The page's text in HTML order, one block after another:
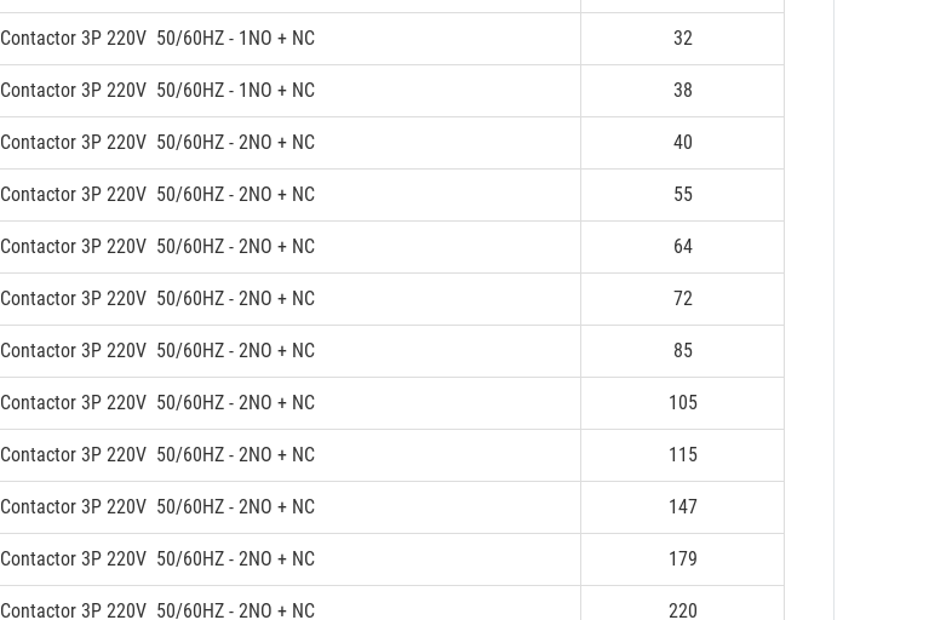
Contactor 3P 220V 50/60HZ - 1NO + NC 32
Contactor 3P 220V 50/60HZ - 1NO + NC 38
Contactor 3P 220V 50/60HZ - 2NO + NC 40
Contactor 3P 220V 50/60HZ - 2NO + NC 55
Contactor 3P 220V 50/60HZ - 2NO + NC 64
Contactor 3P 220V 50/60HZ - 2NO + NC 72
Contactor 3P 220V 50/60HZ - 2NO + NC 85
Contactor 3P 220V 50/60HZ - 2NO + NC 105
Contactor 3P 220V 50/60HZ - 2NO + NC 115
Contactor 3P 220V 50/60HZ - 2NO + NC 147
Contactor 3P 220V 50/60HZ - 2NO + NC 179
Contactor 3P 220V 50/60HZ - 2NO + NC 220